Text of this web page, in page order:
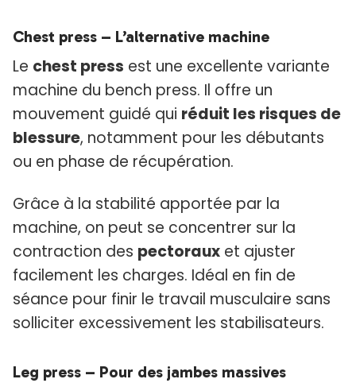
Chest press – L’alternative machine
Le chest press est une excellente variante
machine du bench press. Il offre un
mouvement guidé qui réduit les risques de
blessure, notamment pour les débutants
ou en phase de récupération.
Grâce à la stabilité apportée par la
machine, on peut se concentrer sur la
contraction des pectoraux et ajuster
facilement les charges. Idéal en fin de
séance pour finir le travail musculaire sans
solliciter excessivement les stabilisateurs.
Leg press – Pour des jambes massives